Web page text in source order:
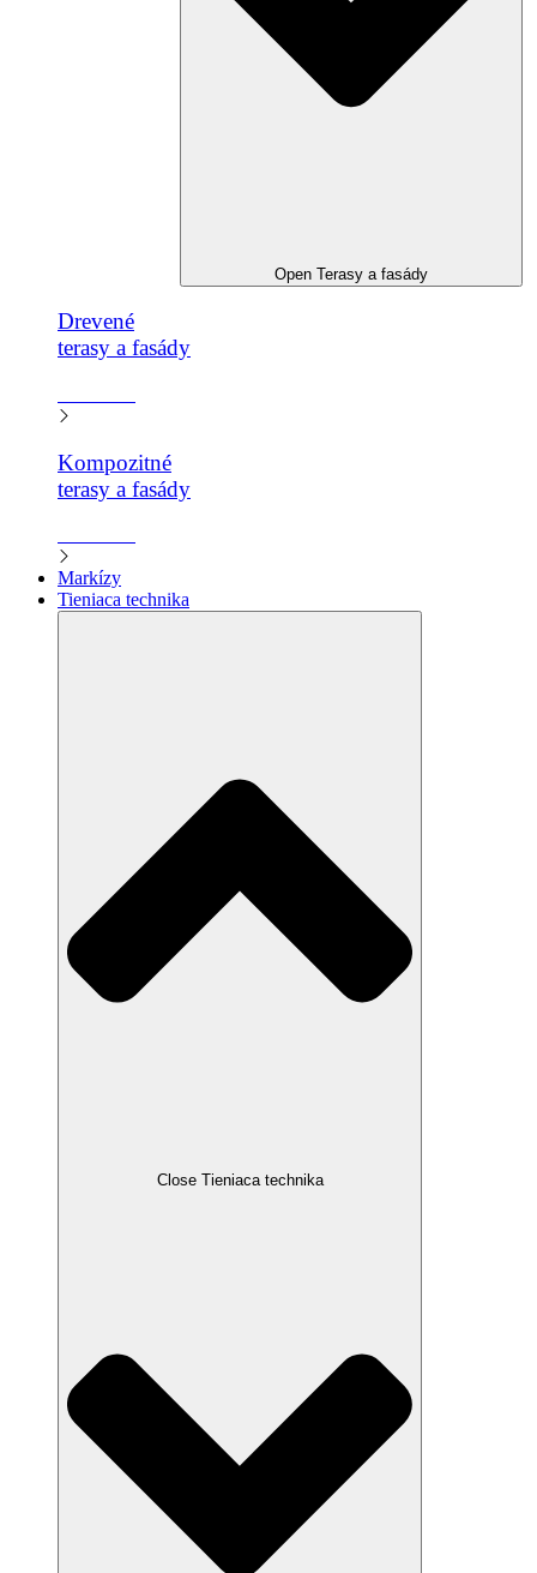
Open Terasy a fasády
Drevené
terasy a fasády​
Kompozitné
terasy a fasády​
Markízy
Tieniaca technika
Close Tieniaca technika